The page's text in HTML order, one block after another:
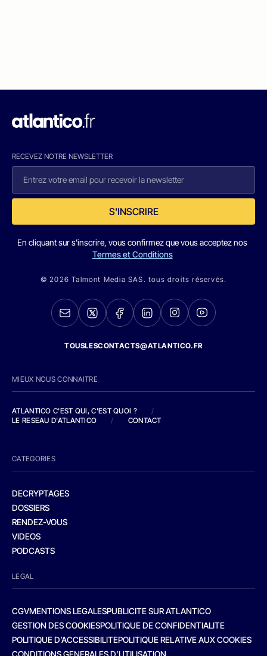
RECEVEZ NOTRE NEWSLETTER
S'INSCRIRE
En cliquant sur s'inscrire, vous confirmez que vous acceptez nos
Termes et Conditions
© 2026 Talmont Media SAS. tous droits réservés.
TOUSLESCONTACTS@ATLANTICO.FR
MIEUX NOUS CONNAITRE
ATLANTICO C'EST QUI, C'EST QUOI ?
/
LE RESEAU D'ATLANTICO
/ CONTACT
CATEGORIES
DECRYPTAGES
DOSSIERS
RENDEZ-VOUS
VIDEOS
PODCASTS
LEGAL
CGVMENTIONS LEGALESPUBLICITE SUR ATLANTICO
GESTION DES COOKIESPOLITIQUE DE CONFIDENTIALITE
POLITIQUE D’ACCESSIBILITEPOLITIQUE RELATIVE AUX COOKIES
CONDITIONS GENERALES D’UTILISATION